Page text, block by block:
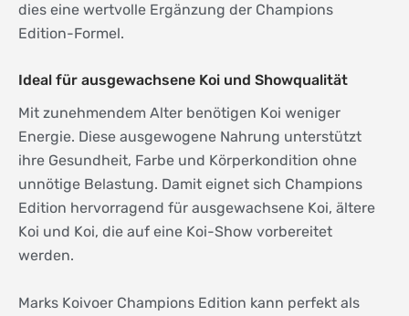
dies eine wertvolle Ergänzung der Champions
Edition-Formel.
Ideal für ausgewachsene Koi und Showqualität
Mit zunehmendem Alter benötigen Koi weniger
Energie. Diese ausgewogene Nahrung unterstützt
ihre Gesundheit, Farbe und Körperkondition ohne
unnötige Belastung. Damit eignet sich Champions
Edition hervorragend für ausgewachsene Koi, ältere
Koi und Koi, die auf eine Koi-Show vorbereitet
werden.
Marks Koivoer Champions Edition kann perfekt als